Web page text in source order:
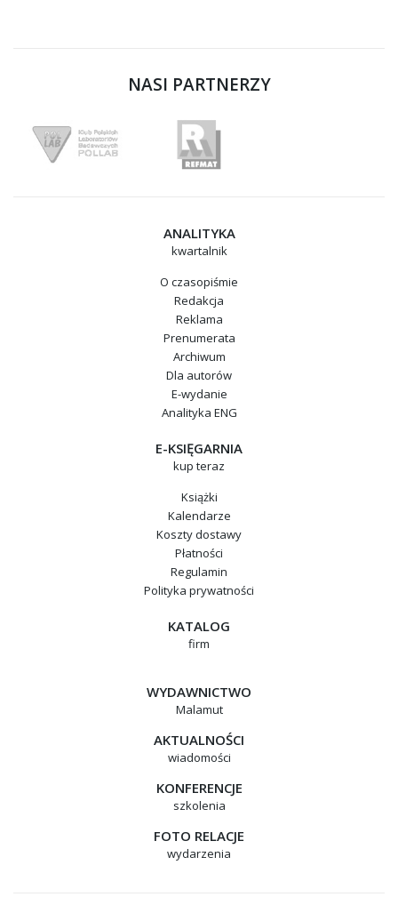
NASI PARTNERZY
ANALITYKA
kwartalnik
O czasopiśmie
Redakcja
Reklama
Prenumerata
Archiwum
Dla autorów
E-wydanie
Analityka ENG
E-KSIĘGARNIA
kup teraz
Książki
Kalendarze
Koszty dostawy
Płatności
Regulamin
Polityka prywatności
KATALOG
firm
WYDAWNICTWO
Malamut
AKTUALNOŚCI
wiadomości
KONFERENCJE
szkolenia
FOTO RELACJE
wydarzenia